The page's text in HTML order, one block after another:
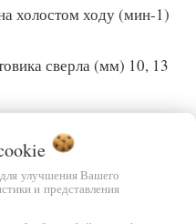
холостом ходу (мин-1)
сверла (мм) 10, 13
улучшения Вашего
и представления